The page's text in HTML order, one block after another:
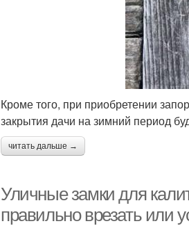
Кроме того, при приобретении
закрытия дачи на зимний период
читать дальше →
Уличные замки для
правильно врезать или